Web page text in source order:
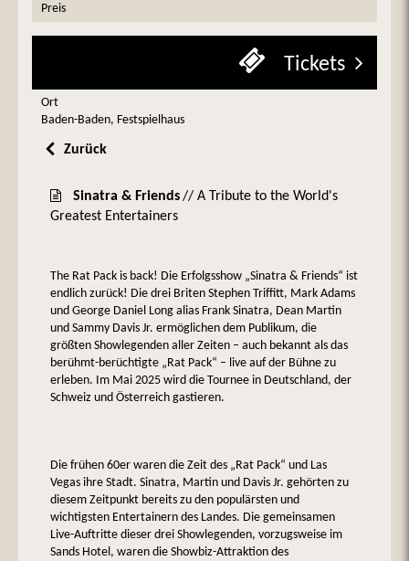
Preis
Tickets
Ort
Baden-Baden, Festspielhaus
Zurück
Sinatra & Friends// A Tribute to the World's
Greatest Entertainers
The Rat Pack is back! Die Erfolgsshow „Sinatra & Friends“ ist
endlich zurück! Die drei Briten Stephen Triffitt, Mark Adams
und George Daniel Long alias Frank Sinatra, Dean Martin
und Sammy Davis Jr. ermöglichen dem Publikum, die
größten Showlegenden aller Zeiten – auch bekannt als das
berühmt-berüchtigte „Rat Pack“ – live auf der Bühne zu
erleben. Im Mai 2025 wird die Tournee in Deutschland, der
Schweiz und Österreich gastieren.
Die frühen 60er waren die Zeit des „Rat Pack“ und Las
Vegas ihre Stadt. Sinatra, Martin und Davis Jr. gehörten zu
diesem Zeitpunkt bereits zu den populärsten und
wichtigsten Entertainern des Landes. Die gemeinsamen
Live-Auftritte dieser drei Showlegenden, vorzugsweise im
Sands Hotel, waren die Showbiz-Attraktion des